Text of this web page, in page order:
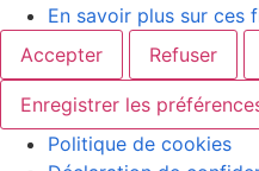
En savoir plus sur ces
Accepter
Refuser
Enregistrer les
Politique de cookies